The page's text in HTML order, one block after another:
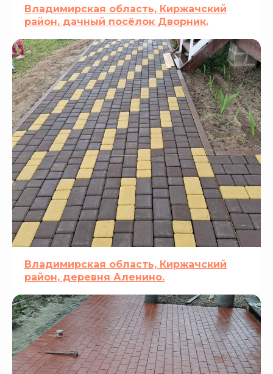
Владимирская область, Киржачский
район, дачный посёлок Дворник.
Владимирская область, Киржачский
район, деревня Аленино.